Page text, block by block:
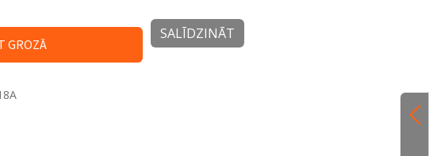
GROZĀ
SALĪDZINĀT